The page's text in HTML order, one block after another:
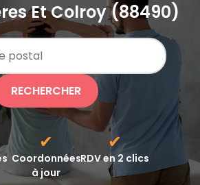
Et Colroy (88490)
RECHERCHER
✔
Coordonnées
à jour
✔
RDV en 2 clics